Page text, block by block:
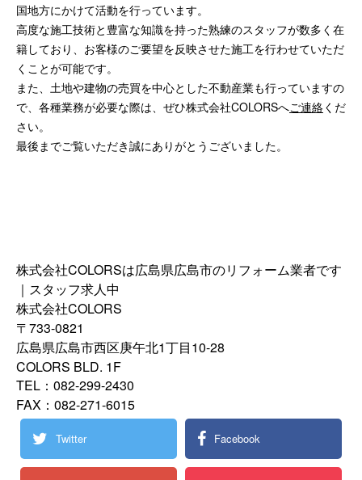
国地方にかけて活動を行っています。
高度な施工技術と豊富な知識を持った熟練のスタッフが数多く在
籍しており、お客様のご要望を反映させた施工を行わせていただ
くことが可能です。
また、土地や建物の売買を中心とした不動産業も行っていますの
で、各種業務が必要な際は、ぜひ株式会社COLORSへご連絡くだ
さい。
最後までご覧いただき誠にありがとうございました。
株式会社COLORSは広島県広島市のリフォーム業者です
｜スタッフ求人中
株式会社COLORS
〒733-0821
広島県広島市西区庚午北1丁目10-28
COLORS BLD. 1F
TEL：082-299-2430
FAX：082-271-6015
Twitter Facebook